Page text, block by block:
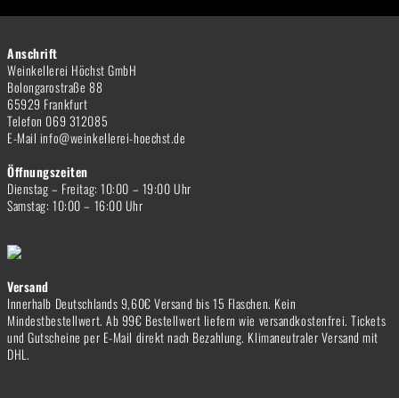
Anschrift
Weinkellerei Höchst GmbH
Bolongarostraße 88
65929 Frankfurt
Telefon 069 312085
E-Mail info@weinkellerei-hoechst.de
Öffnungszeiten
Dienstag – Freitag: 10:00 – 19:00 Uhr
Samstag: 10:00 – 16:00 Uhr
Versand
Innerhalb Deutschlands 9,60€ Versand bis 15 Flaschen. Kein
Mindestbestellwert. Ab 99€ Bestellwert liefern wie versandkostenfrei. Tickets
und Gutscheine per E-Mail direkt nach Bezahlung. Klimaneutraler Versand mit
DHL.